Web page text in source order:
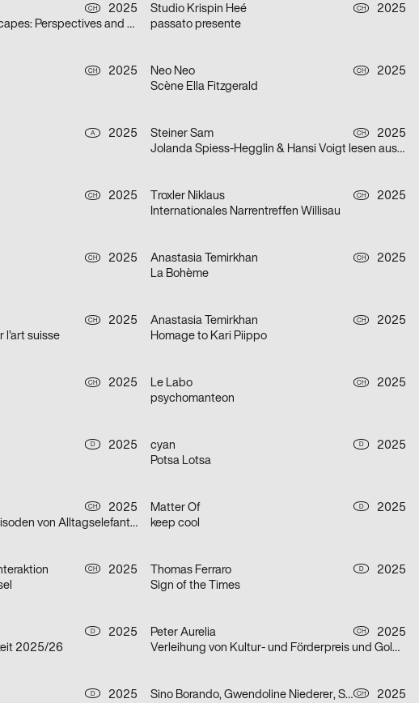
CH
2025
Imagined Swiss Landscapes: Perspectives and Edges in Image Collage
Studio Krispin Heé CH
2025
passato presente
CH
2025
Neo Neo CH
2025
Scène Ella Fitzgerald
A
2025
Steiner Sam CH
2025
Jolanda Spiess-Hegglin & Hansi Voigt lesen aus „Meistgeklickt“
CH
2025
Troxler Niklaus CH
2025
Internationales Narrentreffen Willisau
CH
2025
Anastasia Temirkhan CH
2025
La Bohème
CH
2025
l’art suisse
Anastasia Temirkhan CH
2025
Homage to Kari Piippo
CH
2025
Le Labo CH
2025
psychomanteon
D
2025
cyan D
2025
Potsa Lotsa
CH
2025
Gianna Rovere liest: Episoden von Alltagselefanten
Matter Of D
2025
keep cool
CH
2025
Thomas Ferraro D
2025
Sign of the Times
D
2025
2025/26
Peter Aurelia CH
2025
Verleihung von Kultur- und Förderpreis und Goldener Ehrenmedaille 2025 des Kantons Zürich
D
2025
Sino Borando, Gwendoline Niederer, Serafina Räber CH
2025